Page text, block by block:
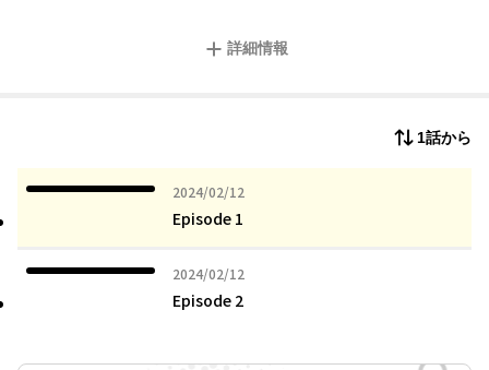
highly anticipated comic version of the "Kagerou Project" tha
詳細情報
1話から
2024/02/12
2024年02月12日
Episode 1
2024/02/12
2024年02月12日
Episode 2